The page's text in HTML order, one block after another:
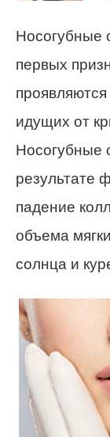
Носогубные
первых
идущих от
Носогубные
результате
падение
объема
солнца и